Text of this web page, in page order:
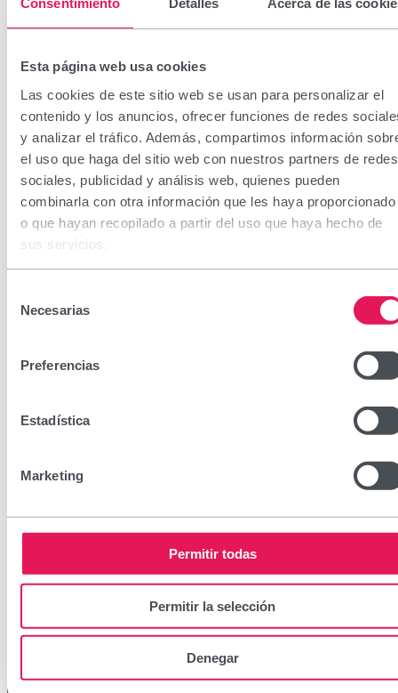
Esta página web usa cookies
Las cookies de este sitio web se usan para personalizar el
contenido y los anuncios, ofrecer funciones de redes
y analizar el tráfico. Además, compartimos información
el uso que haga del sitio web con nuestros partners de redes
sociales, publicidad y análisis web, quienes pueden
combinarla con otra información que les haya proporcionado
o que hayan recopilado a partir del uso que haya hecho de
sus servicios.
Necesarias
Preferencias
Estadística
Marketing
Permitir todas
Permitir la selección
Denegar
Septomida MD Sobres
Septomida MD sobres es un producto sanitario
fórmula con sulfatos de zinc, cobre y aluminio-potásico
ayuda a eliminar el exudado, favorece la cicatrización y
CN: 204456.2
Encuéntralo en tu farmacia
Ingredientes